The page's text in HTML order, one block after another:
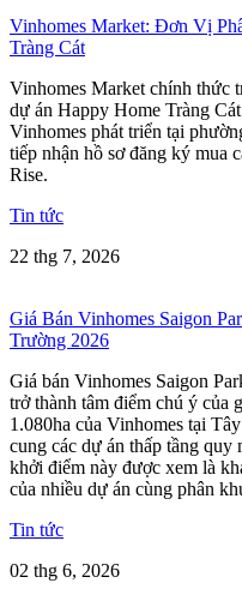
Vinhomes Market: Đơn Vị
Tràng Cát
Vinhomes Market chính thức
dự án Happy Home Tràng
Vinhomes phát triển tại
tiếp nhận hồ sơ đăng ký mua
Rise.
Tin tức
22 thg 7, 2026
Giá Bán Vinhomes Saigon
Trường 2026
Giá bán Vinhomes Saigon
trở thành tâm điểm chú ý của
1.080ha của Vinhomes tại
cung các dự án thấp tầng quy
khởi điểm này được xem là
của nhiều dự án cùng phân
Tin tức
02 thg 6, 2026